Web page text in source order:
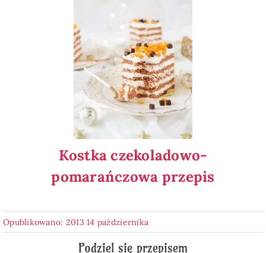
Kostka czekoladowo-
pomarańczowa przepis
Opublikowano: 2013 14 października
Podziel się przepisem